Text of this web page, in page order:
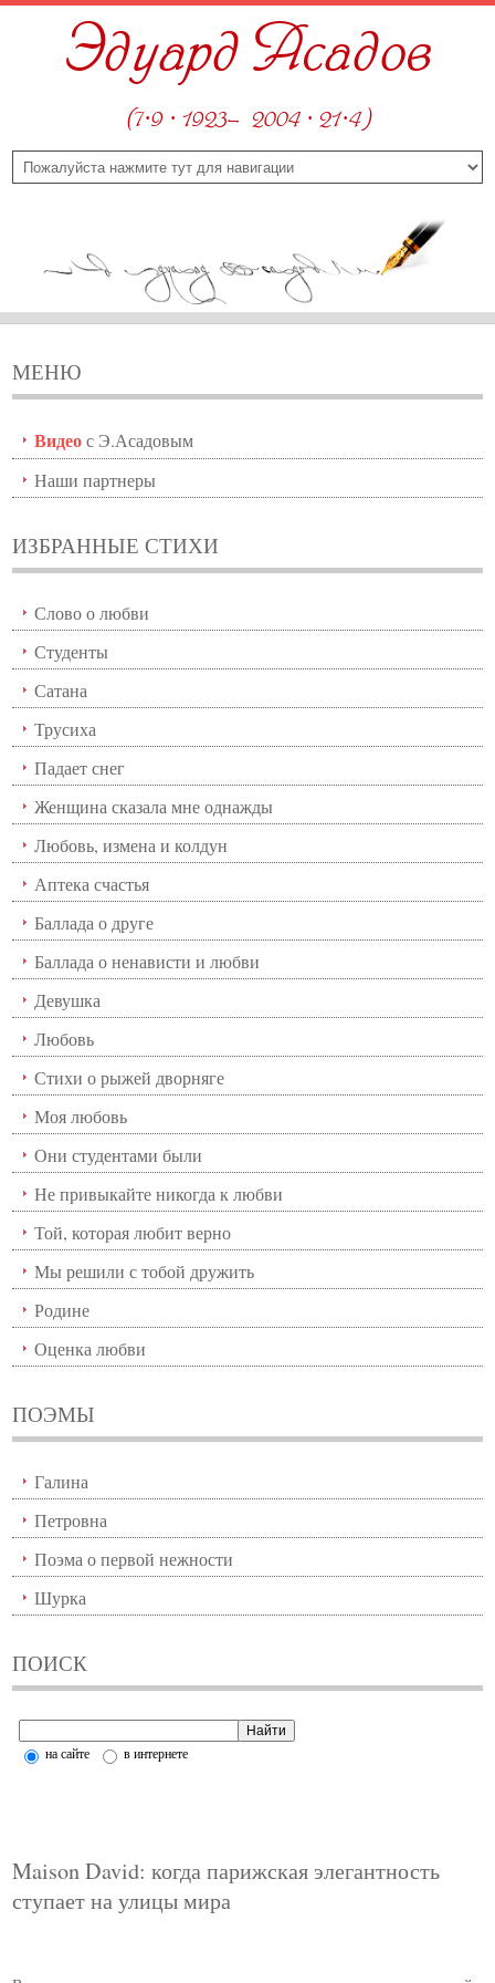
Эдуард Асадов
(7·9 · 1923—2004 · 21·4)
МЕНЮ
Видеос Э.Асадовым
Наши партнеры
ИЗБРАННЫЕ СТИХИ
Слово о любви
Студенты
Сатана
Трусиха
Падает снег
Женщина сказала мне однажды
Любовь, измена и колдун
Аптека счастья
Баллада о друге
Баллада о ненависти и любви
Девушка
Любовь
Стихи о рыжей дворняге
Моя любовь
Они студентами были
Не привыкайте никогда к любви
Той, которая любит верно
Мы решили с тобой дружить
Родине
Оценка любви
ПОЭМЫ
Галина
Петровна
Поэма о первой нежности
Шурка
ПОИСК
на сайте в интернете
Maison David: когда парижская элегантность
ступает на улицы мира